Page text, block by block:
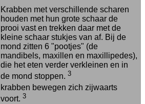
Krabben met verschillende scharen
houden met hun grote schaar de
prooi vast en trekken daar met de
kleine schaar stukjes van af. Bij de
mond zitten 6 "pootjes" (de
mandibels, maxillen en maxillipedes),
die het eten verder verkleinen en in
de mond stoppen. 3
krabben bewegen zich zijwaarts
voort. 3